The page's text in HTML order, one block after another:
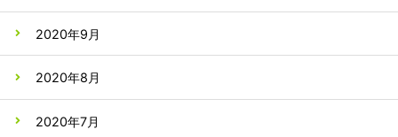
2020年9月
2020年8月
2020年7月